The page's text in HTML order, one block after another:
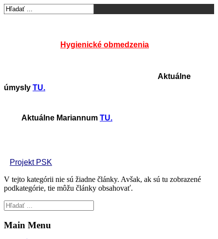
Hygienické obmedzenia
Aktuálne
úmysly TU.
Aktuálne Mariannum TU.
Projekt PSK
V tejto kategórii nie sú žiadne články. Avšak, ak sú tu zobrazené
podkategórie, tie môžu články obsahovať.
Main Menu